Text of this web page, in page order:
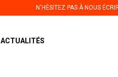
N'HÉSITEZ PAS À NOUS
ACTUALITÉS